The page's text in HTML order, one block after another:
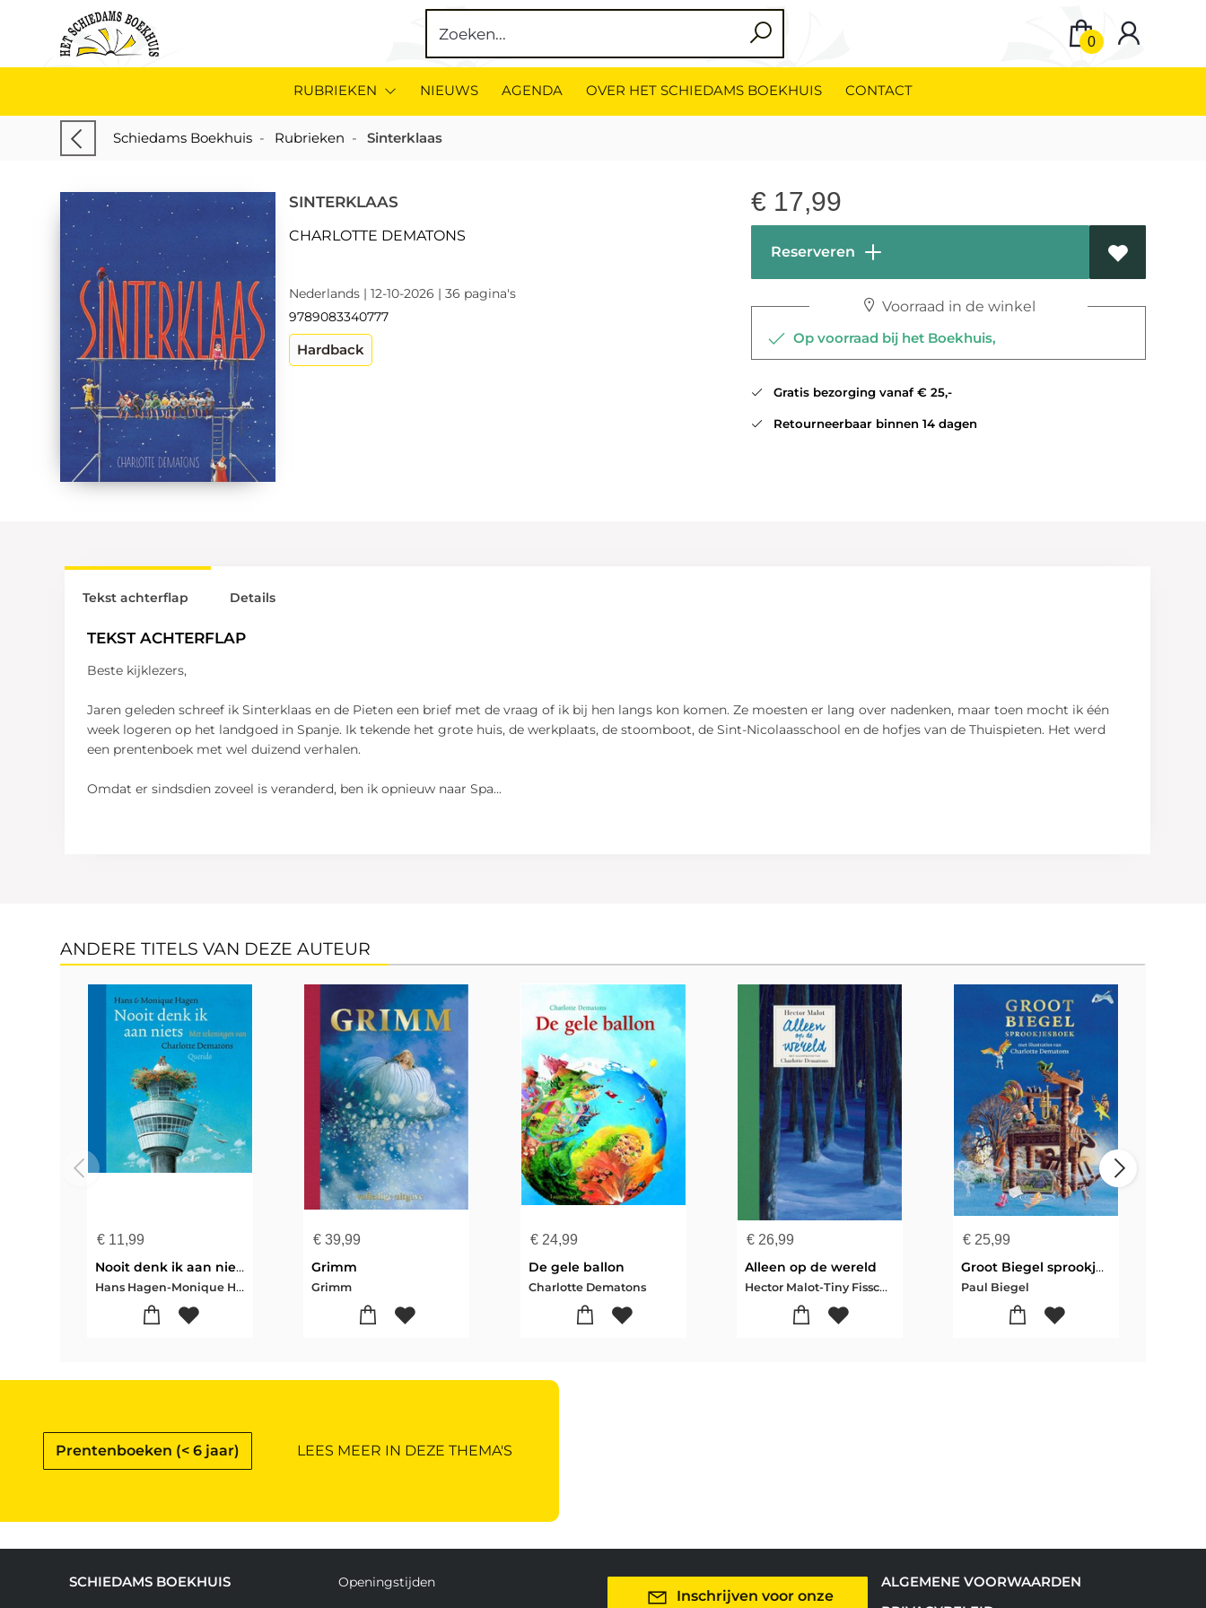
0
RUBRIEKEN NIEUWS AGENDA OVER HET SCHIEDAMS BOEKHUIS CONTACT
Schiedams Boekhuis - Rubrieken - Sinterklaas
SINTERKLAAS
CHARLOTTE DEMATONS
Nederlands | 12-10-2026 | 36 pagina's
9789083340777
Hardback
€ 17,99
Reserveren
Voorraad in de winkel
Op voorraad bij het Boekhuis,
Gratis bezorging vanaf € 25,-
Retourneerbaar binnen 14 dagen
Tekst achterflap
TEKST ACHTERFLAP
Beste kijklezers,
Jaren geleden schreef ik Sinterklaas en de Pieten een brief met de vraag of ik bij hen langs kon komen. Ze moesten er lang over nadenken, maar toen mocht ik één
week logeren op het landgoed in Spanje. Ik tekende het grote huis, de werkplaats, de stoomboot, de Sint-Nicolaasschool en de hofjes van de Thuispieten. Het werd
een prentenboek met wel duizend verhalen.
Omdat er sindsdien zoveel is veranderd, ben ik opnieuw naar Spa...
Details
ANDERE TITELS VAN DEZE AUTEUR
€ 11,99
Nooit denk ik aan niets
Hans Hagen-Monique Hagen
€ 39,99
Grimm
Grimm
€24,99
De gele ballon
Charlotte Dematons
€26,99
Alleen op de wereld
Hector Malot-Tiny Fisscher
€ 25,99
Groot Biegel sprookjesboek
Paul Biegel
Prentenboeken (< 6 jaar) LEES MEER IN DEZE THEMA'S
SCHIEDAMS BOEKHUIS Openingstijden
Inschrijven voor onze
ALGEMENE VOORWAARDEN